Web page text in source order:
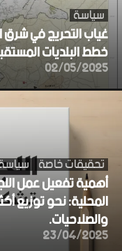
سياسة
غياب التحريج في
خطط البلديات
02/05/2025
تحقيقات خاصة
أهمية تفعيل عمل
المحلية: نحو توزيع
والصلاحيات.
23/04/2025